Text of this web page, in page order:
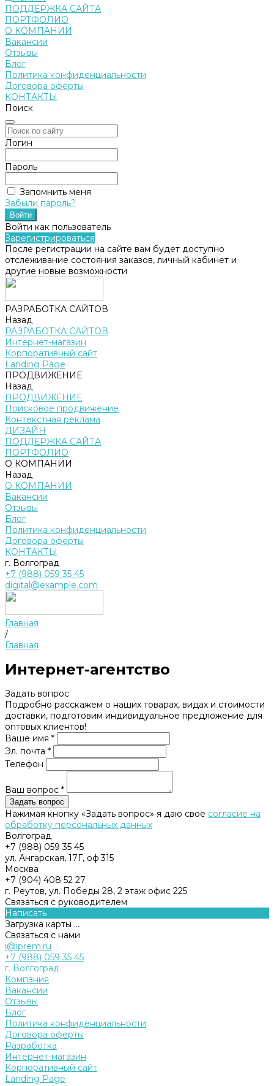
ПОДДЕРЖКА САЙТА
ПОРТФОЛИО
О КОМПАНИИ
Вакансии
Отзывы
Блог
Политика конфиденциальности
Договора оферты
КОНТАКТЫ
Поиск
Логин
Пароль
Запомнить меня
Забыли пароль?
Войти как пользователь
Зарегистрироваться
После регистрации на сайте вам будет доступно
отслеживание состояния заказов, личный кабинет и
другие новые возможности
РАЗРАБОТКА САЙТОВ
Назад
РАЗРАБОТКА САЙТОВ
Интернет-магазин
Корпоративный сайт
Landing Page
ПРОДВИЖЕНИЕ
Назад
ПРОДВИЖЕНИЕ
Поисковое продвижение
Контекстная реклама
ДИЗАЙН
ПОДДЕРЖКА САЙТА
ПОРТФОЛИО
О КОМПАНИИ
Назад
О КОМПАНИИ
Вакансии
Отзывы
Блог
Политика конфиденциальности
Договора оферты
КОНТАКТЫ
г. Волгоград
+7 (988) 059 35 45
digital@example.com
Главная
/
Главная
Интернет-агентство
Задать вопрос
Подробно расскажем о наших товарах, видах и стоимости
доставки, подготовим индивидуальное предложение для
оптовых клиентов!
Ваше имя *
Эл. почта *
Телефон
Ваш вопрос *
Нажимая кнопку «Задать вопрос» я даю свое согласие на
обработку персональных данных
Волгоград
+7 (988) 059 35 45
ул. Ангарская, 17Г, оф.315
Москва
+7 (904) 408 52 27
г. Реутов, ул. Победы 28, 2 этаж офис 225
Связаться с руководителем
Написать
Загрузка карты ...
Связаться с нами
i@iprem.ru
+7 (988) 059 35 45
г. Волгоград
Компания
Вакансии
Отзывы
Блог
Политика конфиденциальности
Договора оферты
Разработка
Интернет-магазин
Корпоративный сайт
Landing Page